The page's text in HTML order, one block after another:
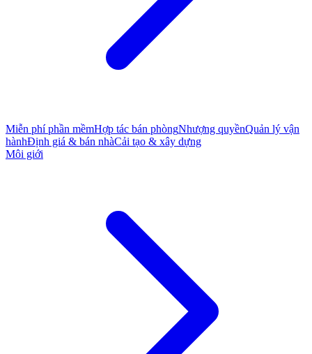
Miễn phí phần mềmHợp tác bán phòngNhượng quyềnQuản lý vận
hànhĐịnh giá & bán nhàCải tạo & xây dựng
Môi giới